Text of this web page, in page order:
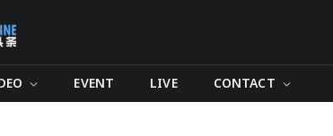
EVENT LIVE CONTACT